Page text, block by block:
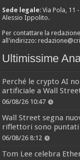
Sede legale: Via Pola, 11
Alessio Ippolito.
Per contattare la
all'indirizzo:
Ultimissime
Perché le crypto AI
artificiale a Wall
06/08/26 10:47
Wall Street segna
riflettori sono puntati
06/08/26 8:12
Tom Lee celebra